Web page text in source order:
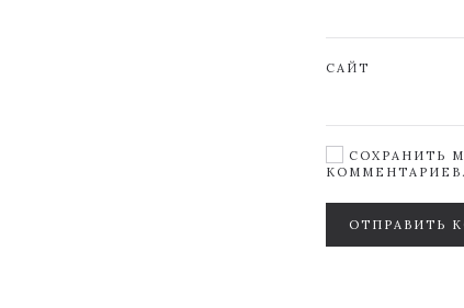
САЙТ
СОХРАНИТЬ
КОММЕНТАРИЕВ.
ОТПРАВИТЬ